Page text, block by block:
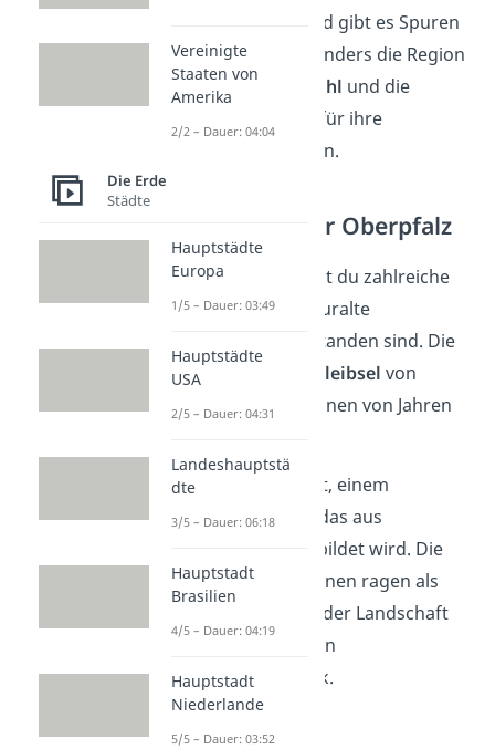
Auch in Süddeutschland gibt es Spuren
von Vulkanismus. Besonders die Region
rund um denKaiserstuhl und die
ist bekannt für ihre
vulkanischen Aktivitäten.
Basaltkegel in der Oberpfalz
In der Oberpfalz findest du zahlreiche
Basaltkegel, die durch uralte
Vulkanausbrüche entstanden sind. Die
Basaltkegel sind
Überbleibsel von
Vulkanen, die vor Millionen von Jahren
Sie bestehen aus Basalt, einem
vulkanischen Gestein, das aus
erkaltetem Magma gebildet wird. Die
geologischen Formationen ragen als
aus der Landschaft
heraus und bieten einen
eindrucksvollen Anblick.
Vereinigte
Staaten von
Amerika
2/2 – Dauer: 04:04
Die Erde
Städte
Hauptstädte
Europa
1/5 – Dauer: 03:49
Hauptstädte
USA
2/5 – Dauer: 04:31
Landeshauptstä
dte
3/5 – Dauer: 06:18
Hauptstadt
Brasilien
4/5 – Dauer: 04:19
Hauptstadt
Niederlande
5/5 – Dauer: 03:52